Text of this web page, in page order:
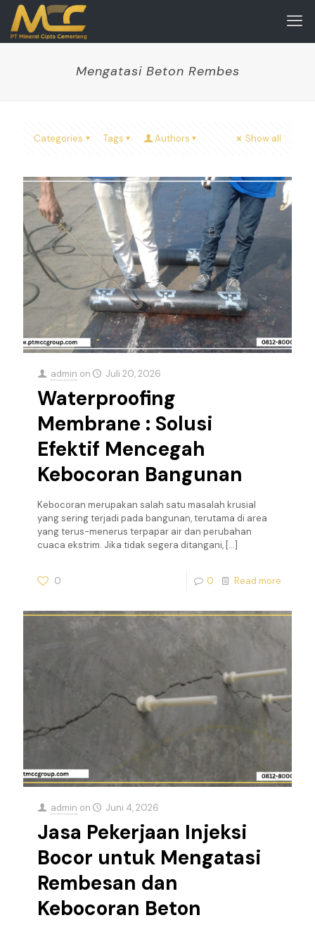
Mengatasi Beton Rembes
Categories Tags Authors Show all
admin on Juli 20, 2026
Waterproofing
Membrane : Solusi
Efektif Mencegah
Kebocoran Bangunan
Kebocoran merupakan salah satu masalah krusial
yang sering terjadi pada bangunan, terutama di area
yang terus-menerus terpapar air dan perubahan
cuaca ekstrim. Jika tidak segera ditangani, […]
0 0 Read more
admin on Juni 4, 2026
Jasa Pekerjaan Injeksi
Bocor untuk Mengatasi
Rembesan dan
Kebocoran Beton